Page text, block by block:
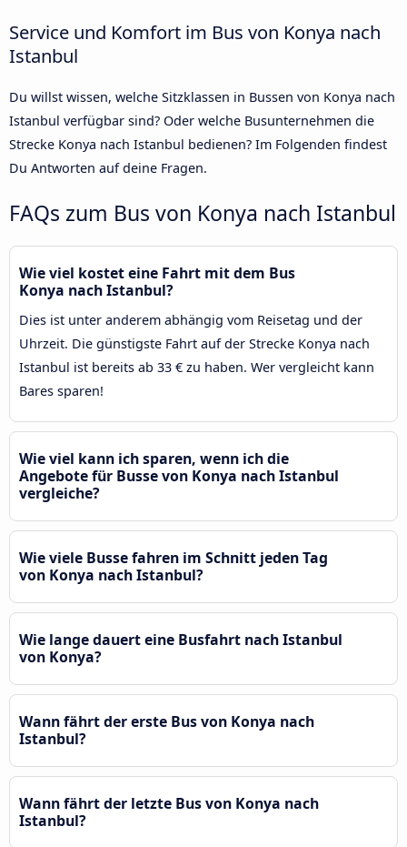
Service und Komfort im Bus von Konya nach
Istanbul
Du willst wissen, welche Sitzklassen in Bussen von Konya nach
Istanbul verfügbar sind? Oder welche Busunternehmen die
Strecke Konya nach Istanbul bedienen? Im Folgenden findest
Du Antworten auf deine Fragen.
FAQs zum Bus von Konya nach Istanbul
Wie viel kostet eine Fahrt mit dem Bus
Konya nach Istanbul?
Dies ist unter anderem abhängig vom Reisetag und der
Uhrzeit. Die günstigste Fahrt auf der Strecke Konya nach
Istanbul ist bereits ab 33 € zu haben. Wer vergleicht kann
Bares sparen!
Wie viel kann ich sparen, wenn ich die
Angebote für Busse von Konya nach Istanbul
vergleiche?
Wie viele Busse fahren im Schnitt jeden Tag
von Konya nach Istanbul?
Wie lange dauert eine Busfahrt nach Istanbul
von Konya?
Wann fährt der erste Bus von Konya nach
Istanbul?
Wann fährt der letzte Bus von Konya nach
Istanbul?